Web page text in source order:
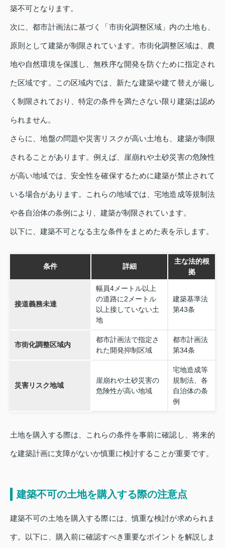
築不可となります。
次に、都市計画法に基づく「市街化調整区域」内の土地も、
原則として建築が制限されています。市街化調整区域は、農
地や自然環境を保護し、無秩序な開発を防ぐために指定され
た区域です。この区域内では、新たな建築や建て替えが厳し
く制限されており、特定の条件を満たさない限り建築は認め
られません。
さらに、地盤の問題や災害リスクが高い土地も、建築が制限
されることがあります。例えば、崖崩れや土砂災害の危険性
が高い地域では、安全性を確保するために建築が禁止されて
いる場合があります。これらの地域では、宅地造成等規制法
や各自治体の条例により、建築が制限されています。
以下に、建築不可となる主な条件をまとめた表を示します。
条件 詳細
主な法的根
拠
接道義務未達
幅員4メートル以上
の道路に2メートル
以上接していない土
地
建築基準法
第43条
市街化調整区域内
都市計画法で指定さ
れた開発抑制区域
都市計画法
第34条
災害リスク地域
崖崩れや土砂災害の
危険性が高い地域
宅地造成等
規制法、各
自治体の条
例
土地を購入する際は、これらの条件を事前に確認し、将来的
な建築計画に支障がないか慎重に検討することが重要です。
建築不可の土地を購入する際の注意点
建築不可の土地を購入する際には、慎重な検討が求められま
す。以下に、購入前に確認すべき重要なポイントを解説しま